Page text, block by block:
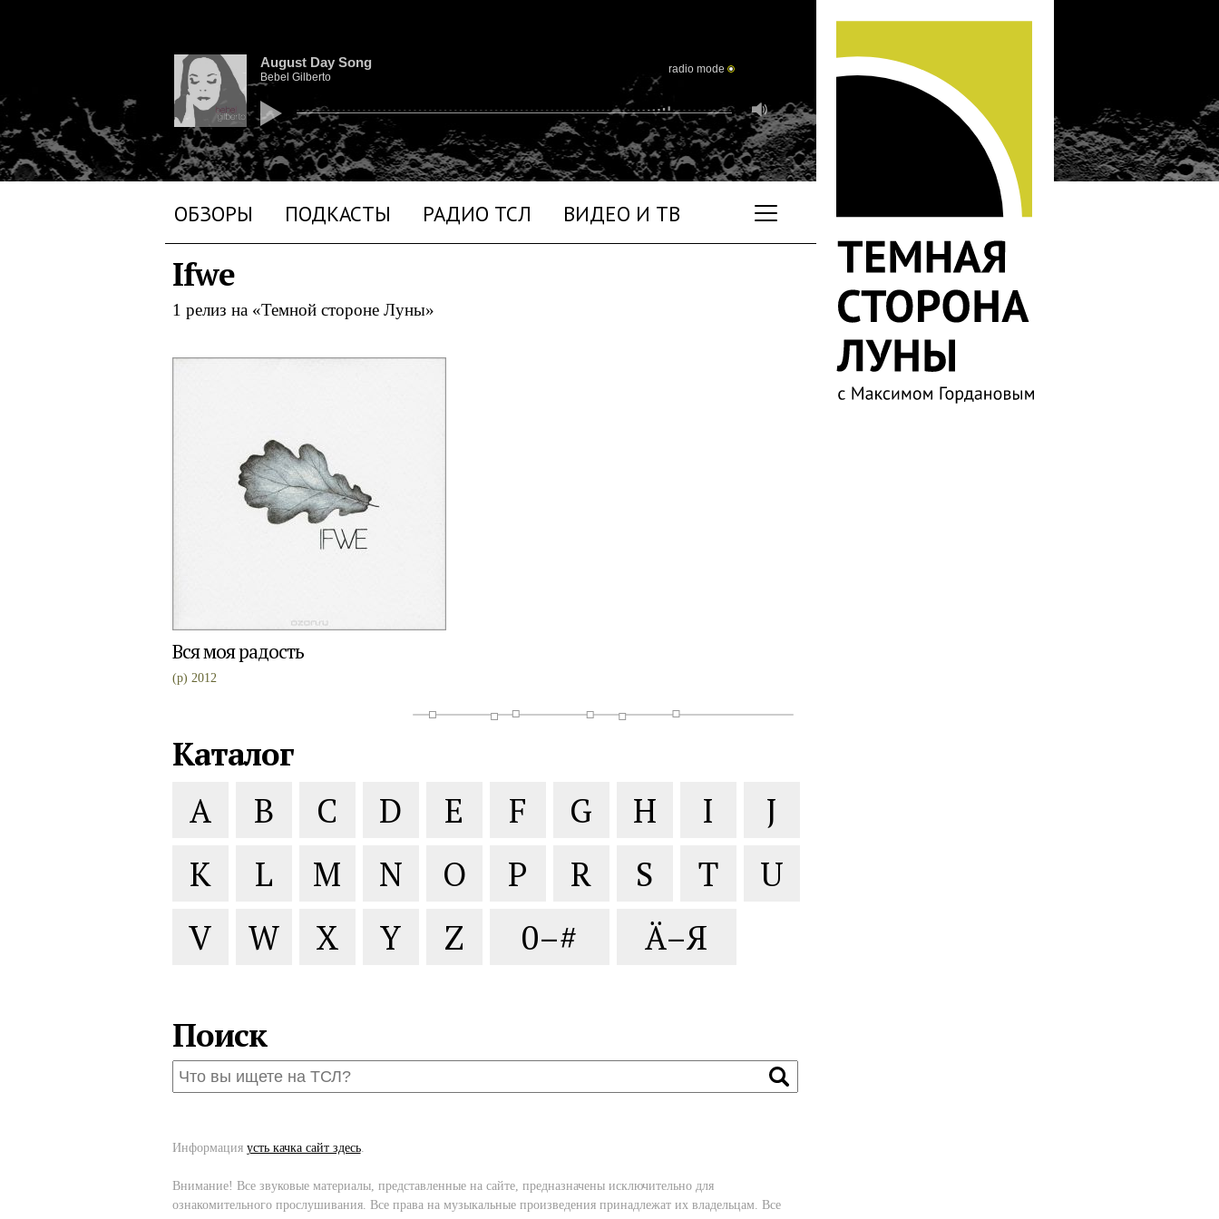
ОБЗОРЫ ПОДКАСТЫ РАДИО ТСЛ ВИДЕО И ТВ
August Day Song
Bebel Gilberto
radio mode
Ifwe
1 релиз на «Темной стороне Луны»
Вся моя радость
(p) 2012
Каталог
A B C D E F G H I
J
K
L M N O P R S T
U
V
W X Y Z 0–# Ä–Я
Поиск
Информация усть качка сайт здесь.
Внимание! Все звуковые материалы, представленные на сайте, предназначены исключительно для
ознакомительного прослушивания. Все права на музыкальные произведения принадлежат их владельцам. Все